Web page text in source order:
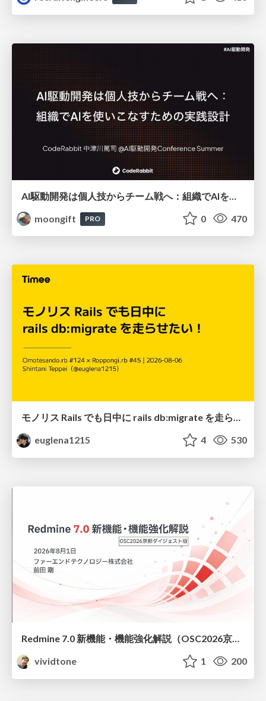
moongift
PRO 0 470
モノリス Rails でも日中に rails db:migrate を走らせたい！ / Daytime rails db:migrate on Monolithic Rails!
euglena1215
4 530
Redmine 7.0 新機能・機能強化解説（OSC2026京都ダイジェスト版）
vividtone
1 200